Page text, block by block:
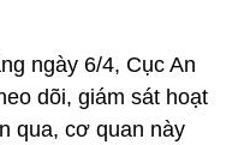
ngày 6/4, Cục An
dõi, giám sát hoạt
qua, cơ quan này